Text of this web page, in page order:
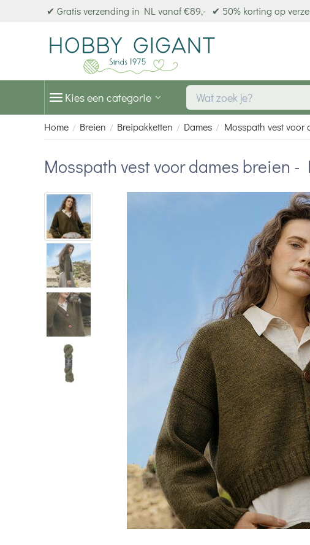
✔ Gratis verzending in NL vanaf €89,- ✔ 50% korting op
Kies een categorie
Home / Breien / Breipakketten / Dames / Mosspath vest voor
Mosspath vest voor dames breien